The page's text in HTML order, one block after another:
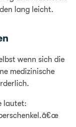
lang leicht.
wenn sich die
medizinische
lautet: